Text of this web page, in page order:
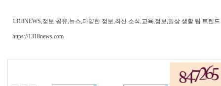
1318NEWS,정보 공유,뉴스,다양한 정보,최신 소식,교육,정보,일상 생활 팁 트렌드
https://1318news.com